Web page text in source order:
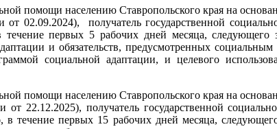
помощи населению Ставропольского края на
02.09.2024), получатель государственной
первых 5 рабочих дней месяца, следующего
и обязательств, предусмотренных
социальной адаптации, и целевого
помощи населению Ставропольского края на
22.12.2025), получатель государственной
течение первых 15 рабочих дней месяца,